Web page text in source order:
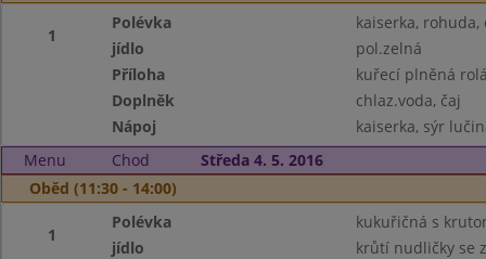
1
Polévka
kaiserka, rohuda,
jídlo
pol.zelná
Příloha
kuřecí plněná
Doplněk
chlaz.voda, čaj
Nápoj
kaiserka, sýr
Menu
Chod
Středa 4. 5. 2016
Oběd (11:30 - 14:00)
1
Polévka
kukuřičná s
jídlo
krůtí nudličky se